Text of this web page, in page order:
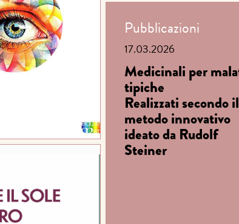
Pubblicazioni
17.03.2026
Medicinali per
tipiche
Realizzati secondo il
metodo innovativo
ideato da Rudolf
Steiner